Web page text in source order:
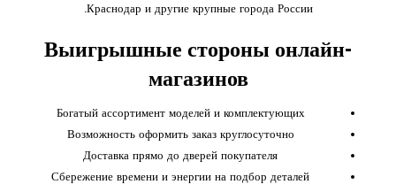
Краснодар и другие крупные города России.
Выигрышные стороны онлайн-
магазинов
Богатый ассортимент моделей и комплектующих
Возможность оформить заказ круглосуточно
Доставка прямо до дверей покупателя
Сбережение времени и энергии на подбор деталей